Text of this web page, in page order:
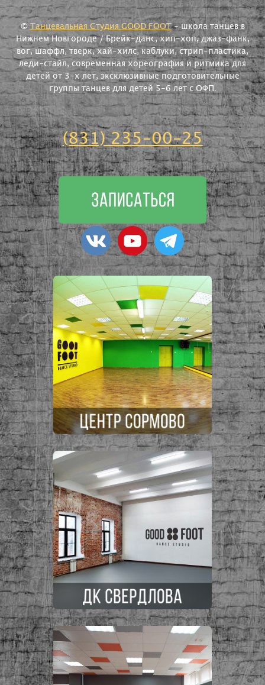
©Танцевальная Студия GOOD FOOT- школа танцев в
Нижнем Новгороде / Брейк-данс, хип-хоп, джаз-фанк,
вог, шаффл, тверк, хай-хилс, каблуки, стрип-пластика,
леди-стайл, современная хореография и ритмика для
детей от 3-х лет, эксклюзивные подготовительные
группы танцев для детей 5-6 лет с ОФП.
(831) 235-00-25